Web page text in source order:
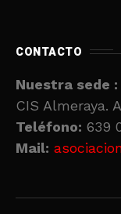
CONTACTO
Nuestra sede :
CIS Almeraya.
Teléfono: 639
Mail: